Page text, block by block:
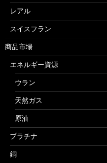
レアル
スイスフラン
商品市場
エネルギー資源
ウラン
天然ガス
原油
プラチナ
銅